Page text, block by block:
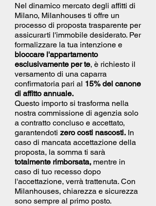
Nel dinamico mercato degli affitti di
Milano, Milanhouses ti offre un
processo di proposta trasparente per
assicurarti l'immobile desiderato. Per
formalizzare la tua intenzione e
bloccare l'appartamento
esclusivamente per te, è richiesto il
versamento di una caparra
confirmatoria pari al 15% del canone
di affitto annuale.
Questo importo si trasforma nella
nostra commissione di agenzia solo
a contratto concluso e accettato,
garantendoti zero costi nascosti. In
caso di mancata accettazione della
proposta, la somma ti sarà
totalmente rimborsata, mentre in
caso di tuo recesso dopo
l'accettazione, verrà trattenuta. Con
Milanhouses, chiarezza e sicurezza
sono sempre al primo posto.